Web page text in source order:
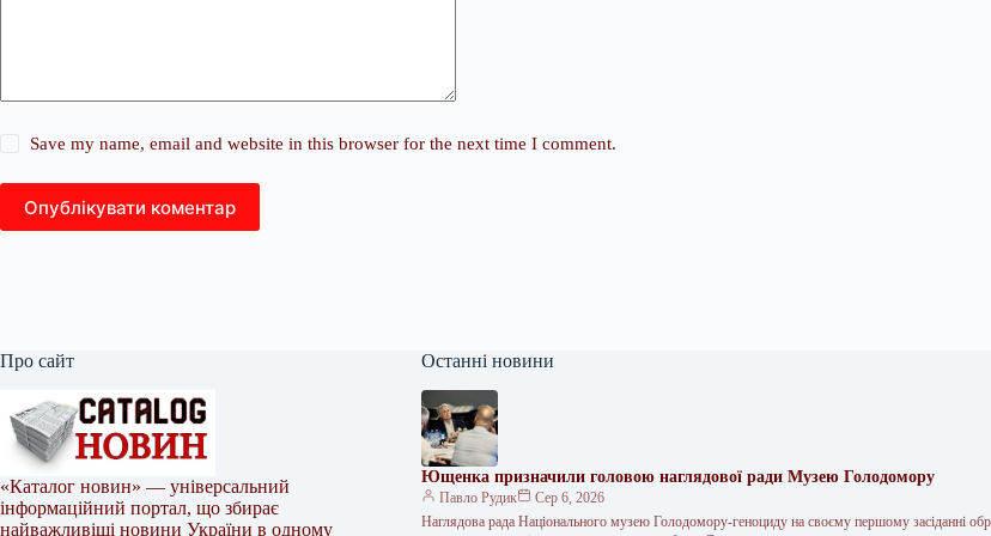
Save my name, email and website in this browser for the next time I comment.
Опублікувати коментар
Про сайт
«Каталог новин» — універсальний
інформаційний портал, що збирає
найважливіші новини України в одному
Останні новини
Ющенка призначили головою наглядової ради Музею Голодомору
Павло Рудик
Сер 6, 2026
Наглядова рада Національного музею Голодомору-геноциду на своєму першому засіданні